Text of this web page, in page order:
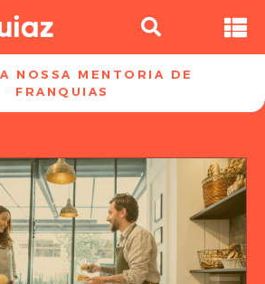
NOSSA MENTORIA DE
FRANQUIAS​